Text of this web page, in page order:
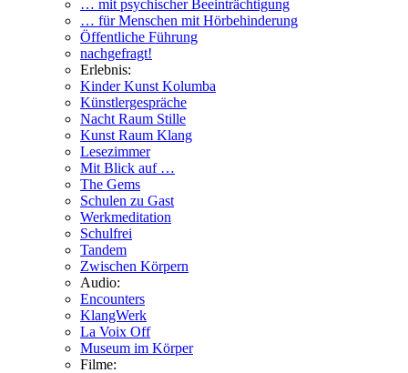
… mit psychischer Beeinträchtigung
… für Menschen mit Hörbehinderung
Öffentliche Führung
nachgefragt!
Erlebnis:
Kinder Kunst Kolumba
Künstlergespräche
Nacht Raum Stille
Kunst Raum Klang
Lesezimmer
Mit Blick auf …
The Gems
Schulen zu Gast
Werkmeditation
Schulfrei
Tandem
Zwischen Körpern
Audio:
Encounters
KlangWerk
La Voix Off
Museum im Körper
Filme: